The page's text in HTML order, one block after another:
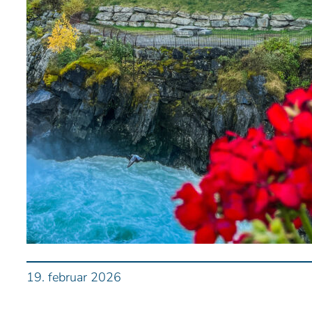
19. februar 2026